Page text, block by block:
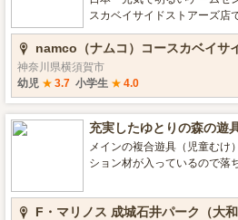
スカベイサイドストアーズ店
人の方まで、全てのお客様が
気持ちでご来店いただけるよ
様と関わりたいと願っております😊 こちらでは
のコーナーやお店全体の雰囲
とお会いできる日をスタッフ
ます🌸
namco（ナムコ）コースカベイサ
神奈川県横須賀市
幼児 ★ 3.7 小学生 ★ 4.0
充実したゆとりの森の遊
メインの複合遊具（児童むけ
ション材が入っているので落
F・マリノス 成城石井パーク（大和